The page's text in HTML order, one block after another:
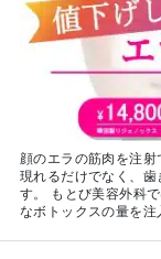
顔のエラの筋肉を注
現れるだけでなく、
す。 もとび美容外科
なボトックスの量を注